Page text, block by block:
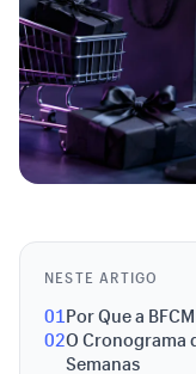
NESTE ARTIGO
01Por Que a
02O Cronograma
Semanas